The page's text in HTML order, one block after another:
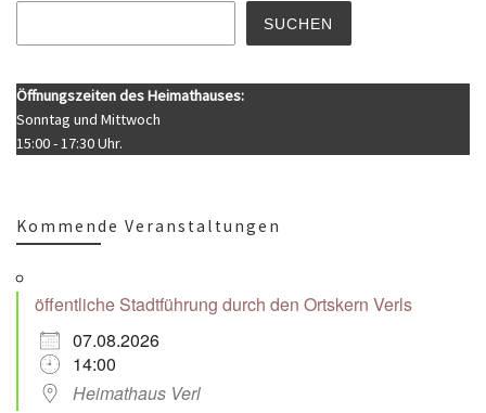
SUCHEN
Öffnungszeiten des Heimathauses:
Sonntag und Mittwoch
15:00 - 17:30 Uhr.
Kommende Veranstaltungen
öffentliche Stadtführung durch den Ortskern Verls
07.08.2026
14:00
Heimathaus Verl